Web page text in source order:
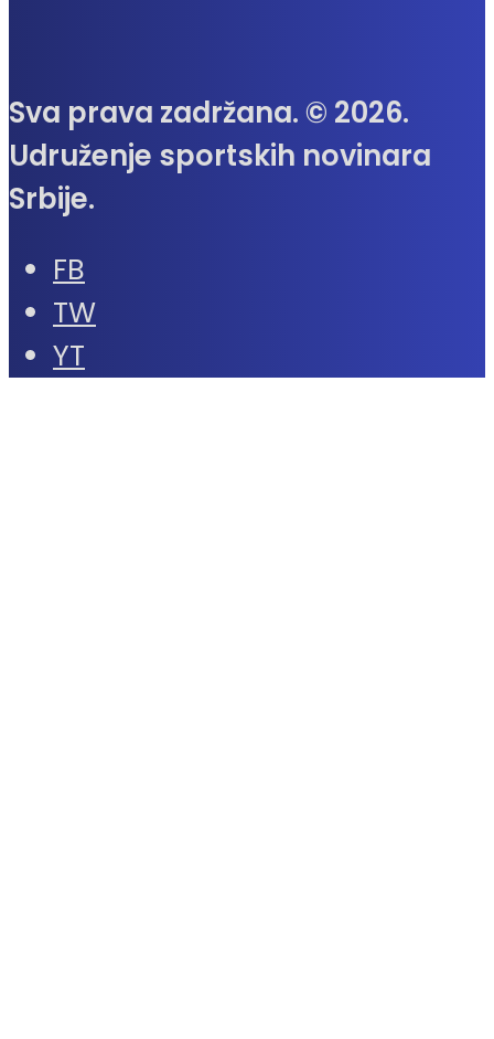
Sva prava zadržana. © 2026.
Udruženje sportskih novinara
Srbije.
FB
TW
YT